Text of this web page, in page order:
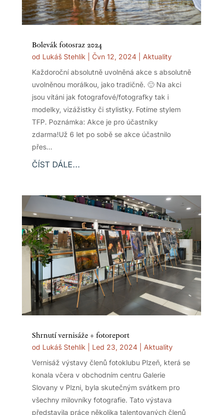
Bolevák fotosraz 2024
od Lukáš Stehlík Čvn 12, 2024| Aktuality
Každoroční absolutně uvolněná akce s absolutně
uvolněnou morálkou, jako tradičně. 🙂 Na akci
jsou vítáni jak fotografové/fotografky tak i
modelky, vizážistky či stylistky. Fotíme stylem
TFP. Poznámka: Akce je pro účastníky
zdarma!Už 6 let po sobě se akce účastnilo
přes...
ČÍST DÁLE...
Shrnutí vernisáže + fotoreport
od Lukáš Stehlík Led 23, 2024| Aktuality
Vernisáž výstavy členů fotoklubu Plzeň, která se
konala včera v obchodním centru Galerie
Slovany v Plzni, byla skutečným svátkem pro
všechny milovníky fotografie. Tato výstava
představila práce několika talentovaných členů